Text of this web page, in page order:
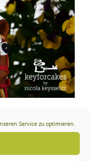
Service zu optimieren.
übergab war
gemacht zu